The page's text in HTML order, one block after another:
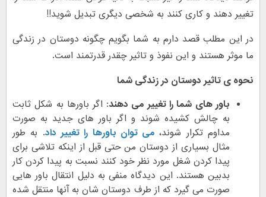
تغییر دهند و کاری کنند به شخصی دیگری تبدیل شوید!!
در این مطلب قصد دارم به شما بگویم چگونه دوستان در زندگی
ما موثر هستند و این نفوذ و تاثیر چقدر قدرتمند است.
نحوه ی تاثیر دوستان در زندگی شما
باور های شما را تغییر می دهند: اگر باورها به شکل ثابت
به چالش کشیده شوند و اگر باور های جدید به صورت
مداوم تکرار شوند، می توان باورها را تغییر داد. به طور
مثال بسیاری از دوستان من حتی قبل از اینکه تلاشی برای
پیدا کردن شغل مورد نظر خود کنند نسبت به پیدا کردن کار
بدبین هستند. این دیدگاه منفی به دلیل انتقال باور هایی
صورت می گیرد که از طرف دوستان شان به آنها منتقل شده